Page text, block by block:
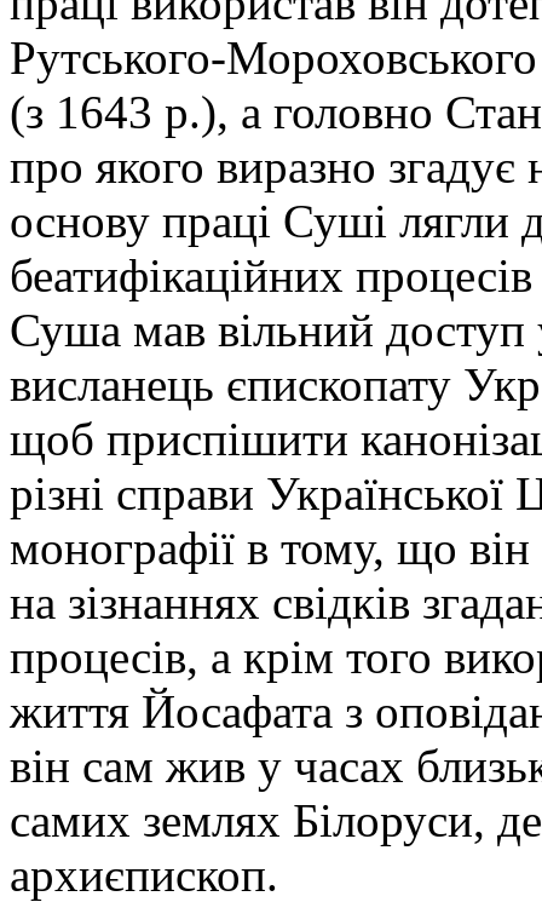
Рутського-
(з 1643 р.), а головно
про якого виразно
основу праці Суші лягли
беатифікаційних
Суша мав вільний доступ
висланець єпископату
щоб приспішити
різні справи Української
монографії в тому, що
на зізнаннях свідків
процесів, а крім того
життя Йосафата з
він сам жив у часах
самих землях Білоруси,
архиєпископ.